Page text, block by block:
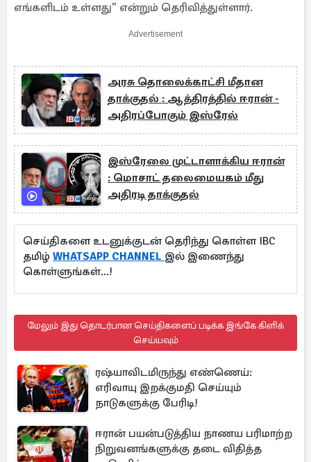
எங்களிடம் உள்ளது” என்றும் தெரிவித்துள்ளார்.
Advertisement
அரசு தொலைக்காட்சி மீதான
தாக்குதல் : ஆத்திரத்தில் ஈரான் -
அதிரப்போகும் இஸ்ரேல்
இஸ்ரேலை முட்டாளாக்கிய ஈரான்
: மொசாட் தலைமையகம் மீது
அதிரடி தாக்குதல்
செய்திகளை உடனுக்குடன் தெரிந்து கொள்ள IBC
தமிழ் WHATSAPP CHANNEL இல் இணைந்து
கொள்ளுங்கள்...!
மேலும் இது தொடர்பான செய்திகளைப் படிக்க இங்கே கிளிக்
செய்யவும்
ரஷ்யாவிடமிருந்து எண்ணெய்:
எரிவாயு இறக்குமதி செய்யும்
நாடுகளுக்கு பேரிடி!
ஈரான் பயன்படுத்திய நாணய பரிமாற்ற
நிறுவனங்களுக்கு தடை விதித்த